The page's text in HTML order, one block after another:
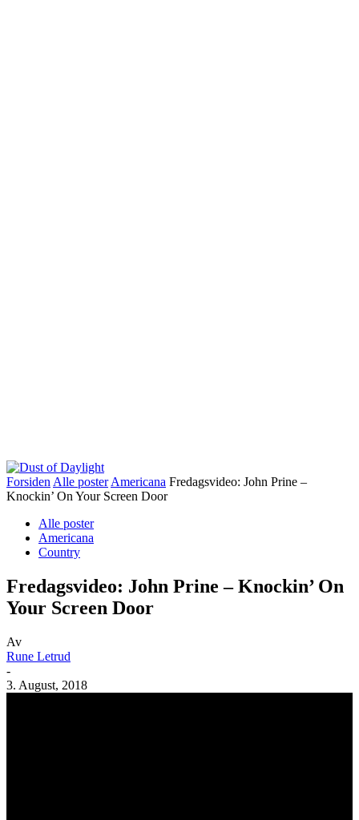
Forsiden Alle poster Americana Fredagsvideo: John Prine –
Knockin’ On Your Screen Door
Alle poster
Americana
Country
Fredagsvideo: John Prine – Knockin’ On
Your Screen Door
Av
Rune Letrud
-
3. August, 2018